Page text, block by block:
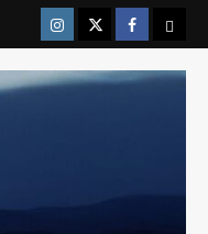
Instragram
TwitterFacebook